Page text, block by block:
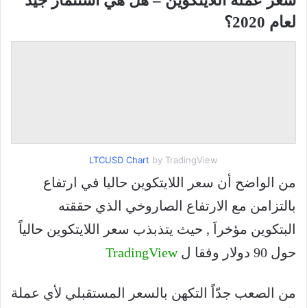
لعام 2020؟
LTCUSD Chart by TradingView
من الواضح أن سعر اللايتكوين حاليا في ارتفاع
بالتزامن مع الارتفاع الصاروخي الذي حققته
البتكوين مؤخراَ , حيث يتذبذب سعر اللايتكوين حالياً
حول 90 دولار وفقا ل
TradingView
من الصعب جدّاً التكهن بالسعر المستقبلي لأي عملة